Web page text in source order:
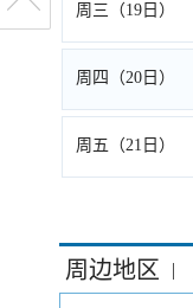
周三（19日）
周四（20日）
周五（21日）
周边地区 |